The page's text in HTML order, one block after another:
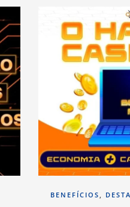
BENEFÍCIOS